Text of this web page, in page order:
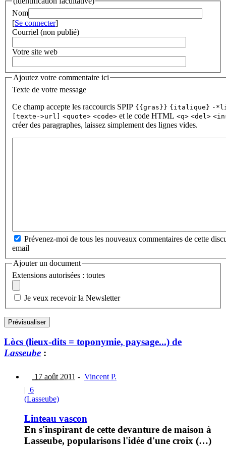
Nom
[Se connecter]
Courriel (non publié)
Votre site web
Ajoutez votre commentaire ici
Texte de votre message
Ce champ accepte les raccourcis SPIP {{gras}} {italique} -
[texte->url]
<quote> <code> et le code HTML <q> <del>
créer des paragraphes, laissez simplement des lignes vides.
Prévenez-moi de tous les nouveaux commentaires de cette
email
Ajouter un document
Extensions autorisées : toutes
Je veux recevoir la Newsletter
Lòcs (lieux-dits = toponymie, paysage...) de
Lasseube :
17 août 2011 - Vincent P.
| 6
(Lasseube)
Linteau vascon
En s'inspirant de cette devanture de maison à
Lasseube, popularisons l'idée d'une croix (…)